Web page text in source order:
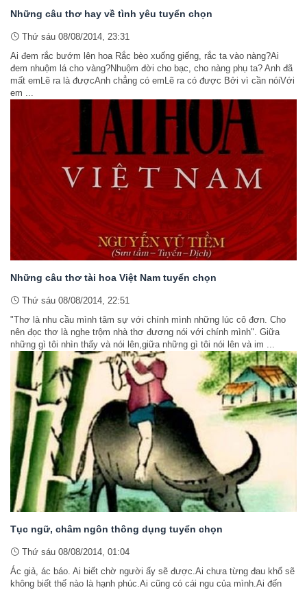
Những câu thơ hay về tình yêu tuyển chọn
Thứ sáu 08/08/2014, 23:31
Ai đem rắc bướm lên hoa Rắc bèo xuống giếng, rắc ta vào nàng?Ai
đem nhuộm lá cho vàng?Nhuộm đời cho bạc, cho nàng phụ ta? Anh đã
mất emLẽ ra là đượcAnh chẳng có emLẽ ra có được Bởi vì cần nóiVới
em ...
Những câu thơ tài hoa Việt Nam tuyển chọn
Thứ sáu 08/08/2014, 22:51
"Thơ là nhu cầu mình tâm sự với chính mình những lúc cô đơn. Cho
nên đọc thơ là nghe trộm nhà thơ đương nói với chính mình". Giữa
những gì tôi nhìn thấy và nói lên,giữa những gì tôi nói lên và im ...
Tục ngữ, châm ngôn thông dụng tuyển chọn
Thứ sáu 08/08/2014, 01:04
Ác giả, ác báo. Ai biết chờ người ấy sẽ được.Ai chưa từng đau khổ sẽ
không biết thế nào là hạnh phúc.Ai cũng có cái ngu của mình.Ai đến